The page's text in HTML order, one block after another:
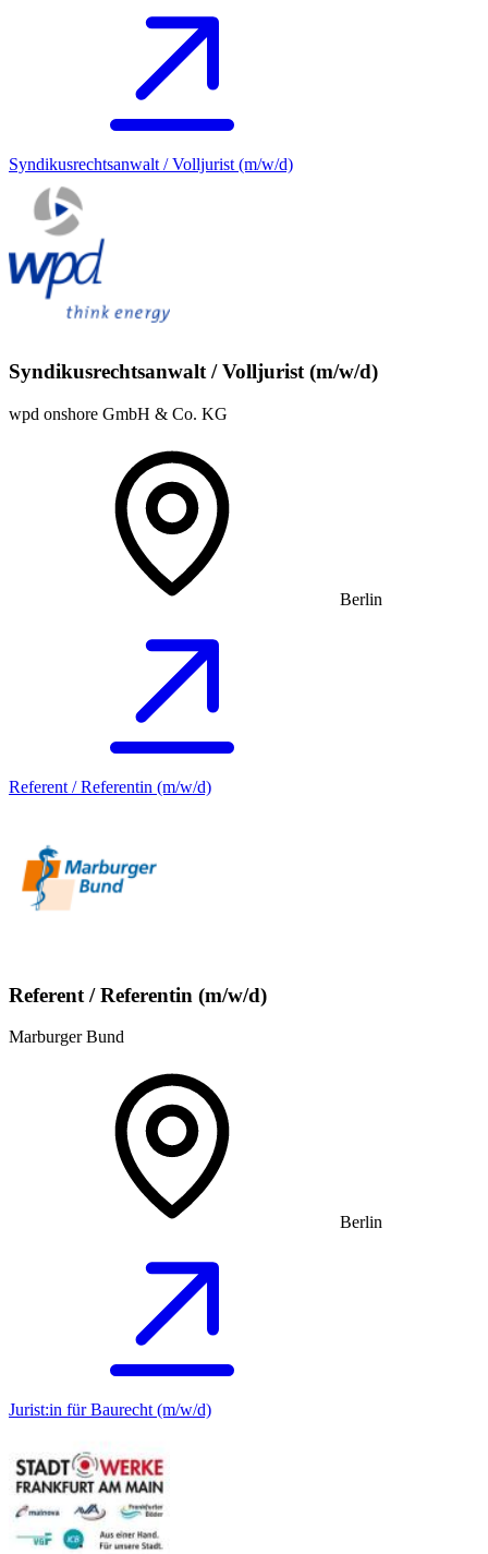
Syndikusrechtsanwalt / Volljurist (m/w/d)
Syndikusrechtsanwalt / Volljurist (m/w/d)
wpd onshore GmbH & Co. KG
Berlin
Referent / Referentin (m/w/d)
Referent / Referentin (m/w/d)
Marburger Bund
Berlin
Jurist:in für Baurecht (m/w/d)